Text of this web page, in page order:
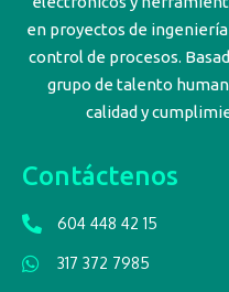
en proyectos de
control de procesos.
grupo de talento
calidad y
Contáctenos
604 448 42 15
317 372 7985